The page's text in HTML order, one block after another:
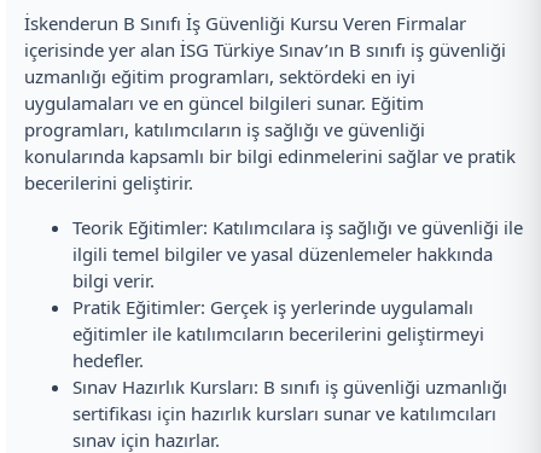
İskenderun B Sınıfı İş Güvenliği Kursu Veren Firmalar
içerisinde yer alan İSG Türkiye Sınav’ın B sınıfı iş güvenliği
uzmanlığı eğitim programları, sektördeki en iyi
uygulamaları ve en güncel bilgileri sunar. Eğitim
programları, katılımcıların iş sağlığı ve güvenliği
konularında kapsamlı bir bilgi edinmelerini sağlar ve pratik
becerilerini geliştirir.
Teorik Eğitimler: Katılımcılara iş sağlığı ve güvenliği ile
ilgili temel bilgiler ve yasal düzenlemeler hakkında
bilgi verir.
Pratik Eğitimler: Gerçek iş yerlerinde uygulamalı
eğitimler ile katılımcıların becerilerini geliştirmeyi
hedefler.
Sınav Hazırlık Kursları: B sınıfı iş güvenliği uzmanlığı
sertifikası için hazırlık kursları sunar ve katılımcıları
sınav için hazırlar.